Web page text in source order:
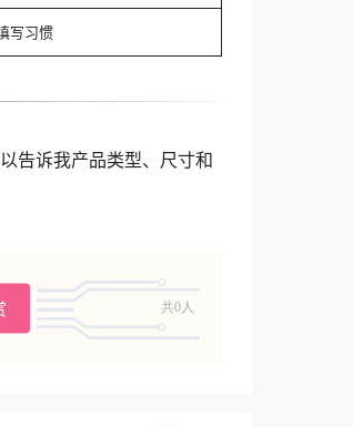
写习惯
告诉我产品类型、尺寸和
共0人